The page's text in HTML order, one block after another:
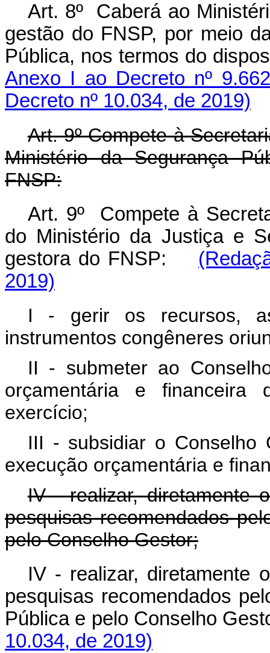
Art. 8º Caberá ao
gestão do FNSP, por meio
Pública, nos termos do
Anexo I ao Decreto nº
Decreto nº 10.034, de 2019)
Art. 9º Compete à
Ministério da Segurança
FNSP:
Art. 9º Compete à
do Ministério da Justiça e
gestora do FNSP:
2019)
I - gerir os recursos,
instrumentos congêneres
II - submeter ao
orçamentária e
exercício;
III - subsidiar o Conselho
execução orçamentária e
IV - realizar, diretamente
pesquisas recomendados
pelo Conselho Gestor;
IV - realizar, diretamente
pesquisas recomendados
Pública e pelo Conselho
10.034, de 2019)